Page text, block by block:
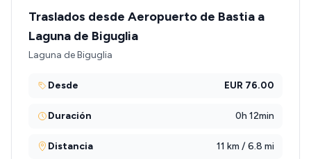
Traslados desde Aeropuerto de Bastia a
Laguna de Biguglia
Laguna de Biguglia
Desde EUR 76.00
Duración 0h 12min
Distancia 11 km / 6.8 mi